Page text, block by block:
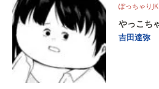
ぽっちゃり
やっこち
吉田達弥